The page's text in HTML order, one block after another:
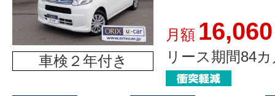
車検２年付き
月額 16,060
リース期間84